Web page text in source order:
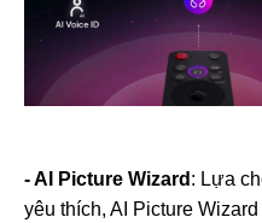
- AI Picture Wizard : Lựa
yêu thích, AI Picture